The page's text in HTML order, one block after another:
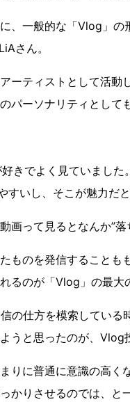
、一般的な「Vlog」の
さん。
ーティストとして活動
パーソナリティとし
好きでよく見ていまし
すいし、そこが魅力だと
画って見るとなんか”落
ものを発信すること
るのが「Vlog」の最大
の仕方を模索している
うと思ったのが、Vlog
りに普通に意識の高
かりさせるのでは、と